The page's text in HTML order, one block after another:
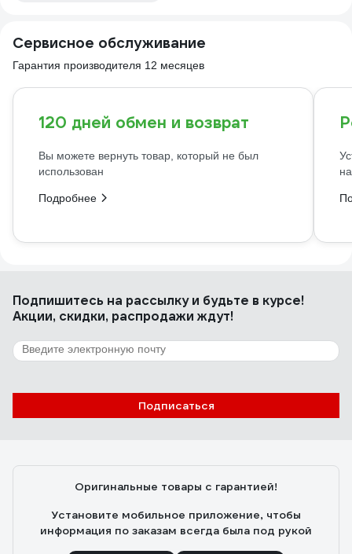
Сервисное обслуживание
Гарантия производителя 12 месяцев
120 дней обмен и возврат
Вы можете вернуть товар, который не был
использован
Подробнее
Подпишитесь на рассылкуи будьте в курсе!
Акции, скидки, распродажи ждут!
Подписаться
Оригинальные товары с гарантией!
Установите мобильное приложение, чтобы
информация по заказам всегда была под рукой